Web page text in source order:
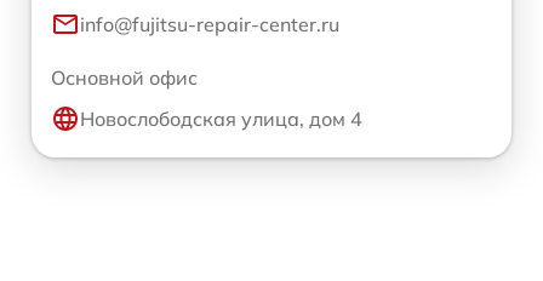
info@fujitsu-repair-center.ru
Основной офис
Новослободская улица, дом 4